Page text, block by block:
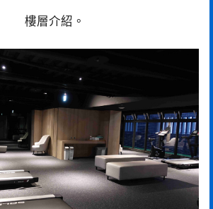
樓層介紹。